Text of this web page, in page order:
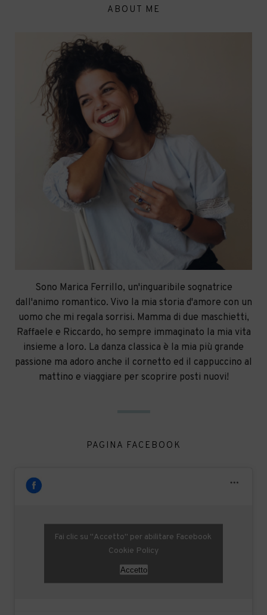
ABOUT ME
Sono Marica Ferrillo, un'inguaribile sognatrice
dall'animo romantico. Vivo la mia storia d'amore con un
uomo che mi regala sorrisi. Mamma di due maschietti,
Raffaele e Riccardo, ho sempre immaginato la mia vita
insieme a loro. La danza classica è la mia più grande
passione ma adoro anche il cornetto ed il cappuccino al
mattino e viaggiare per scoprire posti nuovi!
PAGINA FACEBOOK
Fai clic su "Accetto" per abilitare Facebook
Cookie Policy
Accetto